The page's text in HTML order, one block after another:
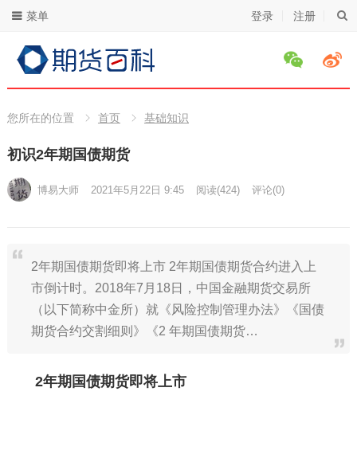
登录 注册
菜单
您所在的位置 首页 基础知识
初识2年期国债期货
博易大师 2021年5月22日 9:45 阅读(424) 评论(0)
2年期国债期货即将上市 2年期国债期货合约进入上
市倒计时。2018年7月18日，中国金融期货交易所
（以下简称中金所）就《风险控制管理办法》《国债
期货合约交割细则》《2 年期国债期货…
2年期国债期货即将上市